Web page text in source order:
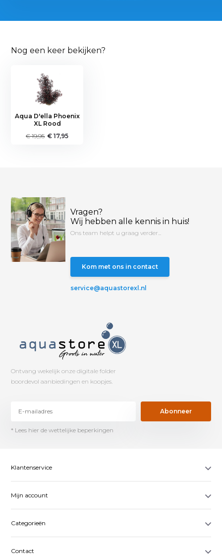
Nog een keer bekijken?
Aqua D'ella Phoenix
XL Rood
€ 19,95 € 17,95
Vragen?
Wij hebben alle kennis in huis!
Ons team helpt u graag verder...
Kom met ons in contact
service@aquastorexl.nl
Ontvang wekelijk onze digitale folder
boordevol aanbiedingen en koopjes.
Abonneer
* Lees hier de wettelijke beperkingen
Klantenservice
Mijn account
Categorieën
Contact